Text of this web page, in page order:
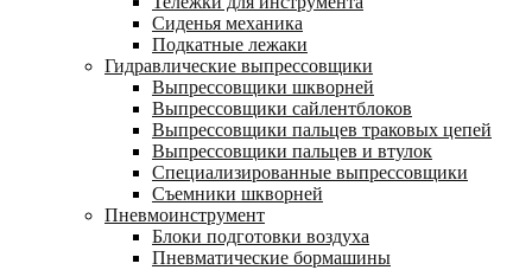
Сиденья механика
Подкатные лежаки
Гидравлические выпрессовщики
Выпрессовщики шкворней
Выпрессовщики сайлентблоков
Выпрессовщики пальцев траковых цепей
Выпрессовщики пальцев и втулок
Специализированные выпрессовщики
Cъемники шкворней
Пневмоинструмент
Блоки подготовки воздуха
Пневматические бормашины